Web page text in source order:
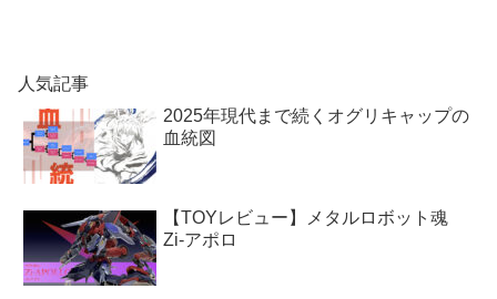
人気記事
2025年現代まで続くオグリキャップの
血統図
【TOYレビュー】メタルロボット魂
Zi-アポロ